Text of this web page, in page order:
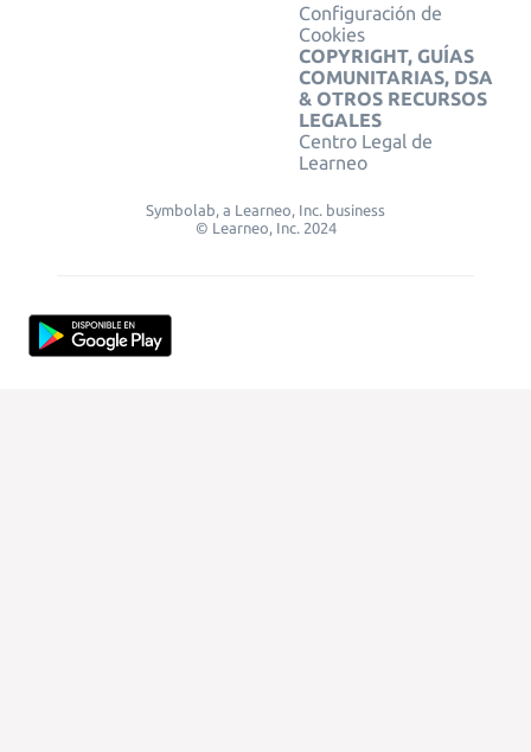
Configuración de
Cookies
COPYRIGHT, GUÍAS
COMUNITARIAS, DSA
& OTROS RECURSOS
LEGALES
Centro Legal de
Learneo
Symbolab, a Learneo, Inc. business
© Learneo, Inc. 2024